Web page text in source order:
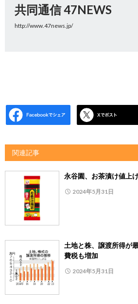
共同通信 47NEWS
http://www.47news.jp/
関連記事
永谷園、お茶漬け値上
2024年5月31日
土地と株、譲渡所得が
費税も増加
2024年5月31日